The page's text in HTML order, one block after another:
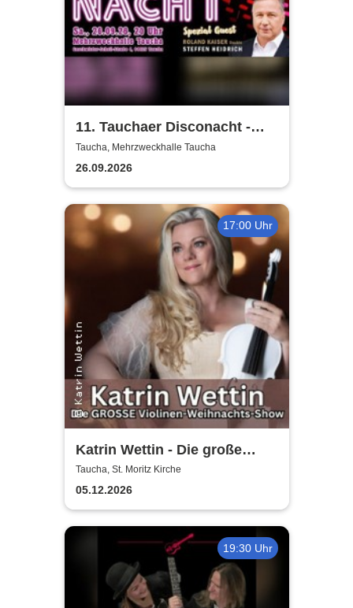
11. Tauchaer Disconacht -
Herbstedition
Taucha, Mehrzweckhalle Taucha
26.09.2026
17:00 Uhr
Katrin Wettin - Die große
Violinen-Weihnachts-Show
Taucha, St. Moritz Kirche
05.12.2026
19:30 Uhr